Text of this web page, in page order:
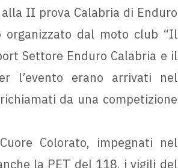
II prova Calabria di Enduro
dal moto club “Il
Settore Enduro Calabria e il
l’evento erano arrivati nel
da una competizione
Colorato, impegnati nel
la PET del 118, i vigili del